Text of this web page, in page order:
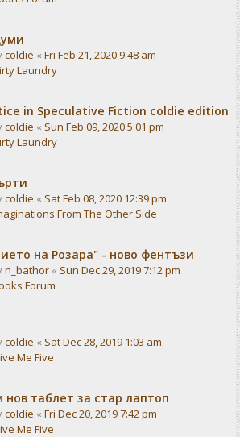
coldie « Fri Feb 21, 2020 9:48 am
Laundry
in Speculative Fiction coldie edition
coldie « Sun Feb 09, 2020 5:01 pm
Laundry
coldie « Sat Feb 08, 2020 12:39 pm
From The Other Side
на Розара" - ново фентъзи
n_bathor « Sun Dec 29, 2019 7:12 pm
Forum
coldie « Sat Dec 28, 2019 1:03 am
Me Five
нов таблет за стар лаптоп
coldie « Fri Dec 20, 2019 7:42 pm
Me Five